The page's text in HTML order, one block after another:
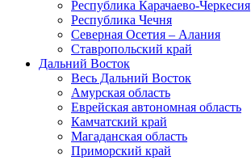
Республика Карачаево-Черкесия
Республика Чечня
Северная Осетия – Алания
Ставропольский край
Дальний Восток
Весь Дальний Восток
Амурская область
Еврейская автономная область
Камчатский край
Магаданская область
Приморский край